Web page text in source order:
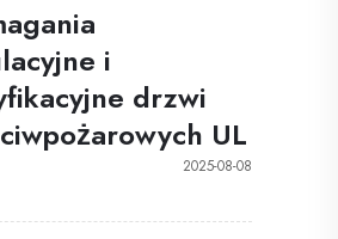
i
drzwi
UL
2025-08-08